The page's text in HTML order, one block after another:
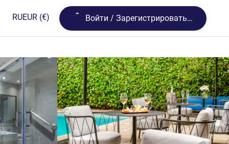
RUEUR (€) Loading...
Bойти / Зарегистрироваться